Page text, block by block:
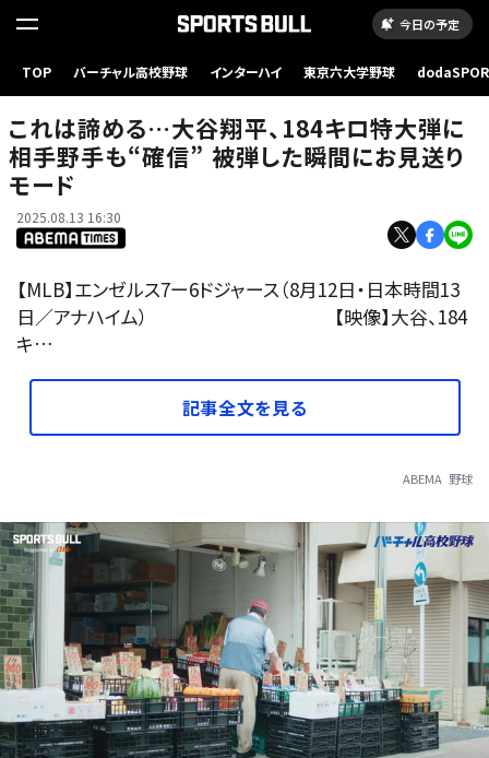
今日の予定
TOP バーチャル高校野球 インターハイ 東京六大学野球
ード
これは諦める…大谷翔平、184キロ特大弾に
相手野手も“確信” 被弾した瞬間にお見送り
モード
2025.08.13 16:30
【MLB】エンゼルス7ー6ドジャース（8月12日・日本時間13
日／アナハイム） 【映像】大谷、184
キ…
記事全文を見る
ABEMA 野球